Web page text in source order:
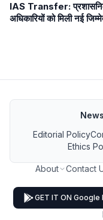
IAS Transfer:
अधिकारियों को मिली नई
Editorial Policy
Ethics
About Contact
GET IT ON Google